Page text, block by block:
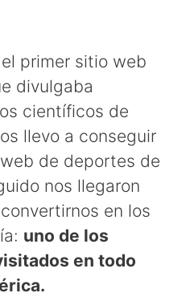
primer sitio web
divulgaba
científicos de
llevo a conseguir
de deportes de
nos llegaron
en los
uno de los
en todo